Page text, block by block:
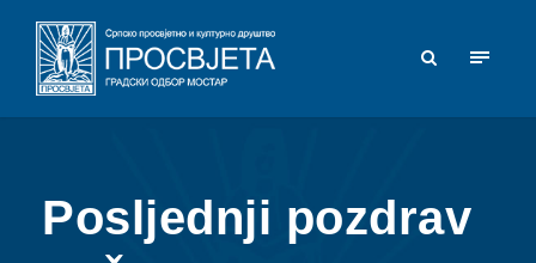
Posljednji pozdrav